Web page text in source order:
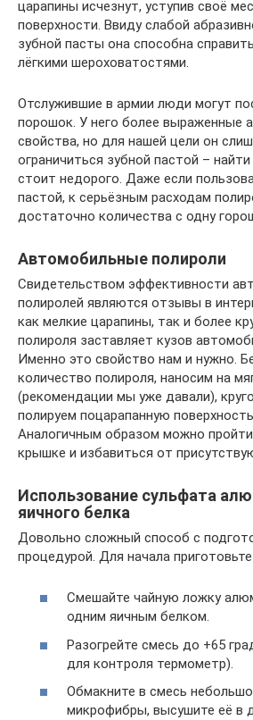
царапины исчезнут, уступив своё
поверхности. Ввиду слабой
зубной пасты она способна
лёгкими шероховатостями.
Отслужившие в армии люди могут
порошок. У него более выраженные
свойства, но для нашей цели он
ограничиться зубной пастой –
стоит недорого. Даже если
пастой, к серьёзным расходам
достаточно количества с одну
Автомобильные полироли
Свидетельством эффективности
полиролей являются отзывы в
как мелкие царапины, так и более
полироля заставляет кузов
Именно это свойство нам и нужно.
количество полироля, наносим на
(рекомендации мы уже давали),
полируем поцарапанную
Аналогичным образом можно
крышке и избавиться от
Использование сульфата
яичного белка
Довольно сложный способ с
процедурой. Для начала
Смешайте чайную ложку
одним яичным белком.
Разогрейте смесь до +65
для контроля термометр).
Обмакните в смесь
микрофибры, высушите её в